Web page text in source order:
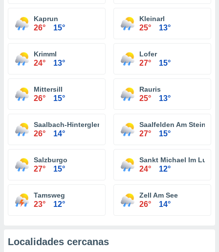
Kaprun
26° 15°
Kleinarl
25° 13°
Krimml
24° 13°
Lofer
27° 15°
Mittersill
26° 15°
Rauris
25° 13°
Saalbach-Hinterglemm
26° 14°
Saalfelden Am
27° 15°
Salzburgo
27° 15°
Sankt Michael Im
24° 12°
Tamsweg
23° 12°
Zell Am See
26° 14°
Localidades cercanas